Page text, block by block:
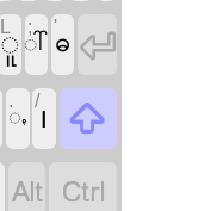
ူ ;
ါ်
'ဓ 
.
ꩻ
/၊ 
 